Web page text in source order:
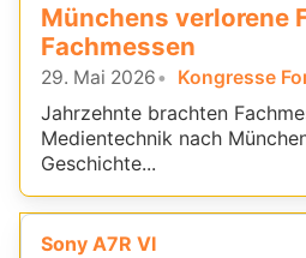
Münchens verlorene
Fachmessen
29. Mai 2026 Kongresse
Jahrzehnte brachten
Medientechnik nach
Geschichte...
Sony A7R VI